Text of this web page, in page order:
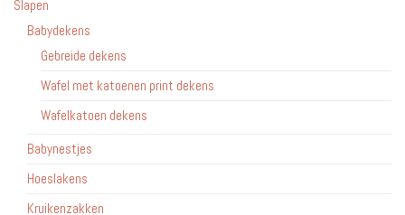
Slapen
Babydekens
Gebreide dekens
Wafel met katoenen print dekens
Wafelkatoen dekens
Babynestjes
Hoeslakens
Kruikenzakken